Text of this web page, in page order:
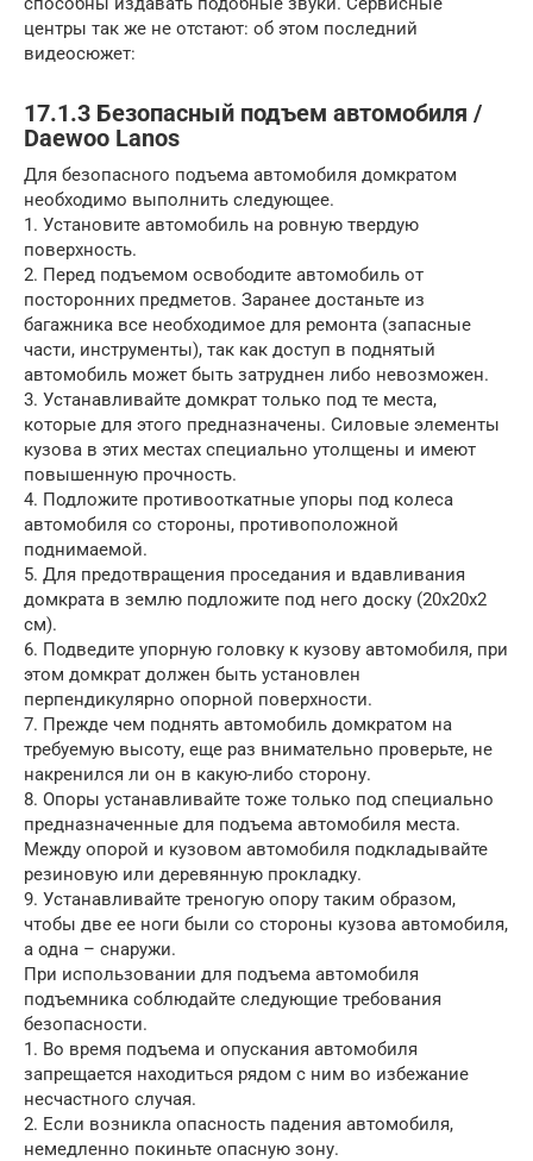
центры так же не отстают: об этом последний
видеосюжет:
17.1.3 Безопасный подъем автомобиля /
Daewoo Lanos
Для безопасного подъема автомобиля домкратом
необходимо выполнить следующее.
1. Установите автомобиль на ровную твердую
поверхность.
2. Перед подъемом освободите автомобиль от
посторонних предметов. Заранее достаньте из
багажника все необходимое для ремонта (запасные
части, инструменты), так как доступ в поднятый
автомобиль может быть затруднен либо невозможен.
3. Устанавливайте домкрат только под те места,
которые для этого предназначены. Силовые элементы
кузова в этих местах специально утолщены и имеют
повышенную прочность.
4. Подложите противооткатные упоры под колеса
автомобиля со стороны, противоположной
поднимаемой.
5. Для предотвращения проседания и вдавливания
домкрата в землю подложите под него доску (20х20х2
см).
6. Подведите упорную головку к кузову автомобиля, при
этом домкрат должен быть установлен
перпендикулярно опорной поверхности.
7. Прежде чем поднять автомобиль домкратом на
требуемую высоту, еще раз внимательно проверьте, не
накренился ли он в какую-либо сторону.
8. Опоры устанавливайте тоже только под специально
предназначенные для подъема автомобиля места.
Между опорой и кузовом автомобиля подкладывайте
резиновую или деревянную прокладку.
9. Устанавливайте треногую опору таким образом,
чтобы две ее ноги были со стороны кузова автомобиля,
а одна – снаружи.
При использовании для подъема автомобиля
подъемника соблюдайте следующие требования
безопасности.
1. Во время подъема и опускания автомобиля
запрещается находиться рядом с ним во избежание
несчастного случая.
2. Если возникла опасность падения автомобиля,
немедленно покиньте опасную зону.